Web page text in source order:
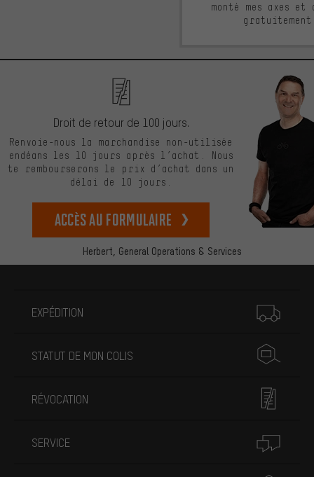
monté mes axes et
Herbert, General Operations & Services
Droit de retour de 100 jours.
Renvoie-nous la marchandise non-utilisée
endéans les 10 jours après l’achat. Nous
te rembourserons le prix d’achat dans un
délai de 10 jours.
Accès au formulaire
EXPÉDITION
STATUT DE MON COLIS
RÉVOCATION
SERVICE